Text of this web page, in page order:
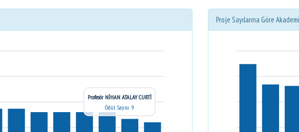
Profesör NİHAN ATALAY CURTİ
Ödül Sayısı: 9
Proje Sayılarına Göre